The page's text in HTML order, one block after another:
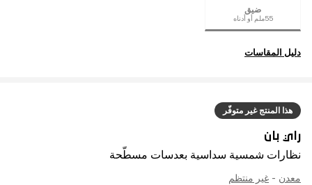
هذا المنتج غير متوفّر
راي بان
نظارات شمسية سداسية بعدسات مسطّحة
معدن - غير منتظم
ضيق
55ملم أو أدناه
دليل المقاسات